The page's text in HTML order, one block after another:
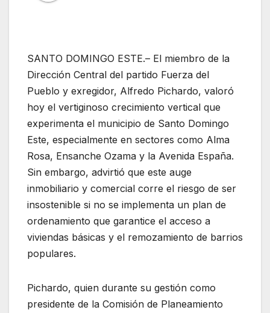
SANTO DOMINGO ESTE.– El miembro de la
Dirección Central del partido Fuerza del
Pueblo y exregidor, Alfredo Pichardo, valoró
hoy el vertiginoso crecimiento vertical que
experimenta el municipio de Santo Domingo
Este, especialmente en sectores como Alma
Rosa, Ensanche Ozama y la Avenida España.
Sin embargo, advirtió que este auge
inmobiliario y comercial corre el riesgo de ser
insostenible si no se implementa un plan de
ordenamiento que garantice el acceso a
viviendas básicas y el remozamiento de barrios
populares.
Pichardo, quien durante su gestión como
presidente de la Comisión de Planeamiento